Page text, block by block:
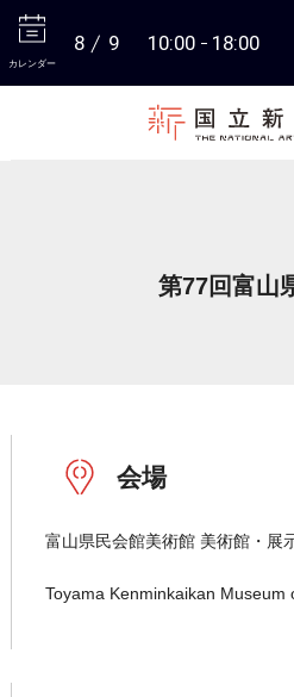
カレンダー
8 9 10:00 18:00
第77回富山
会場
富山県民会館美術館 美術館・展
Toyama Kenminkaikan Museum